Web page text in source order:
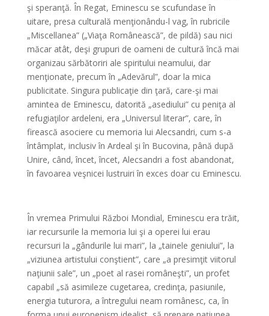
şi speranţă. În Regat, Eminescu se scufundase în
uitare, presa culturală menţionându-l vag, în rubricile
„Miscellanea” („Viaţa Românească”, de pildă) sau nici
măcar atât, deşi grupuri de oameni de cultură încă mai
organizau sărbătoriri ale spiritului neamului, dar
menţionate, precum în „Adevărul”, doar la mica
publicitate. Singura publicaţie din ţară, care-şi mai
amintea de Eminescu, datorită „asediului” cu peniţa al
refugiaţilor ardeleni, era „Universul literar”, care, în
firească asociere cu memoria lui Alecsandri, cum s-a
întâmplat, inclusiv în Ardeal şi în Bucovina, până după
Unire, când, încet, încet, Alecsandri a fost abandonat,
în favoarea veşnicei lustruiri în exces doar cu Eminescu.
În vremea Primului Război Mondial, Eminescu era trăit,
iar recursurile la memoria lui şi a operei lui erau
recursuri la „gândurile lui mari”, la „tainele geniului”, la
„viziunea artistului conştient”, care „a presimţit viitorul
naţiunii sale”, un „poet al rasei româneşti”, un profet
capabil „să asimileze cugetarea, credinţa, pasiunile,
energia tuturora, a întregului neam românesc, ca, în